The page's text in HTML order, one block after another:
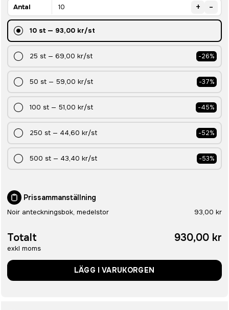
Antal + -
10 st— 93,00 kr/st
25 st — 69,00 kr/st -26%
50 st — 59,00 kr/st -37%
100 st — 51,00 kr/st -45%
250 st — 44,60 kr/st -52%
500 st — 43,40 kr/st -53%
Prissammanställning
Noir anteckningsbok, medelstor 93,00 kr
Totalt
exkl moms
930,00 kr
LÄGG I VARUKORGEN